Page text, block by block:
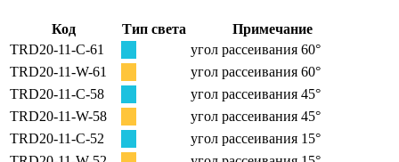
Код Тип света
Примечание
ТRD20-11-C-61
угол рассеивания 60°
ТRD20-11-W-61
угол рассеивания 60°
ТRD20-11-C-58
угол рассеивания 45°
ТRD20-11-W-58
угол рассеивания 45°
ТRD20-11-C-52
угол рассеивания 15°